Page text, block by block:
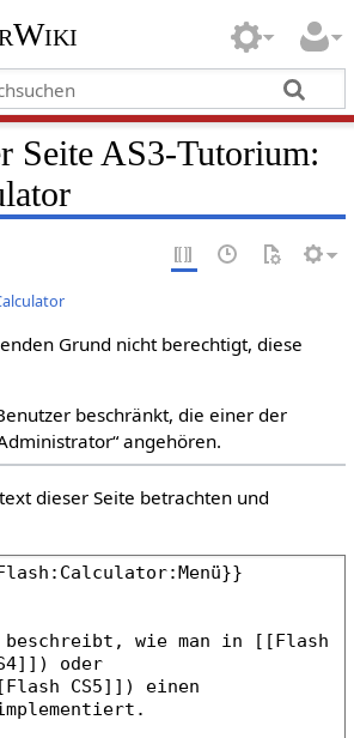
Seite AS3-Tutorium:
Grund nicht berechtigt, diese
beschränkt, die einer der
angehören.
dieser Seite betrachten und